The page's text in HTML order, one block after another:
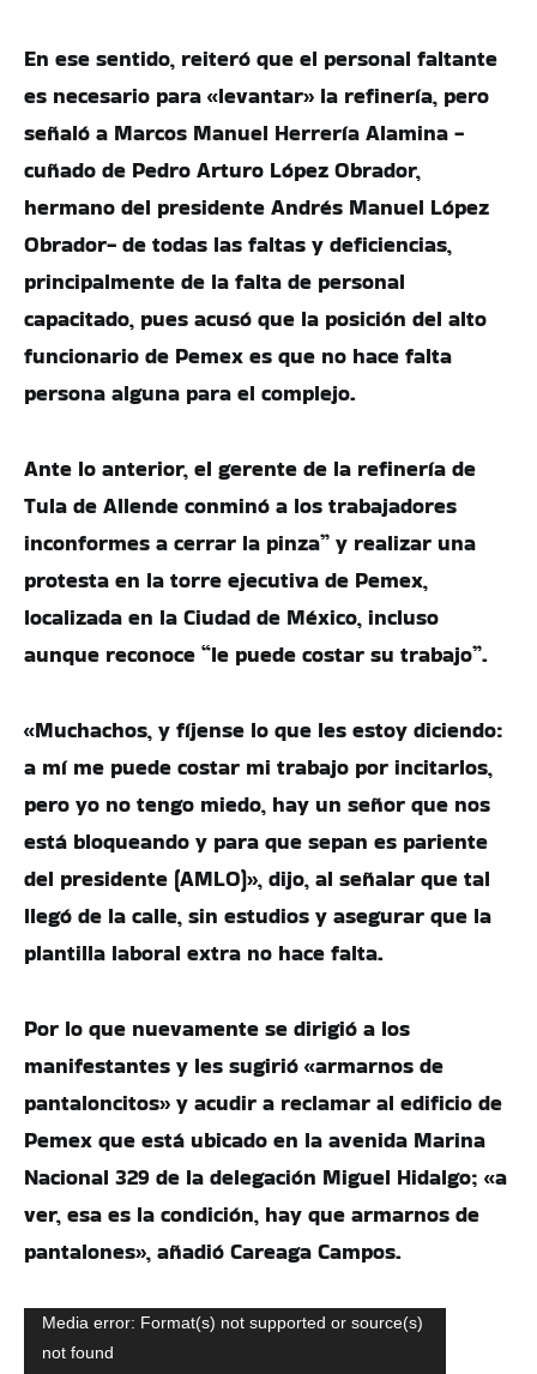
En ese sentido, reiteró que el personal faltante
es necesario para «levantar» la refinería, pero
señaló a Marcos Manuel Herrería Alamina -
cuñado de Pedro Arturo López Obrador,
hermano del presidente Andrés Manuel López
Obrador- de todas las faltas y deficiencias,
principalmente de la falta de personal
capacitado, pues acusó que la posición del alto
funcionario de Pemex es que no hace falta
persona alguna para el complejo.
Ante lo anterior, el gerente de la refinería de
Tula de Allende conminó a los trabajadores
inconformes a cerrar la pinza” y realizar una
protesta en la torre ejecutiva de Pemex,
localizada en la Ciudad de México, incluso
aunque reconoce “le puede costar su trabajo”.
«Muchachos, y fíjense lo que les estoy diciendo:
a mí me puede costar mi trabajo por incitarlos,
pero yo no tengo miedo, hay un señor que nos
está bloqueando y para que sepan es pariente
del presidente (AMLO)», dijo, al señalar que tal
llegó de la calle, sin estudios y asegurar que la
plantilla laboral extra no hace falta.
Por lo que nuevamente se dirigió a los
manifestantes y les sugirió «armarnos de
pantaloncitos» y acudir a reclamar al edificio de
Pemex que está ubicado en la avenida Marina
Nacional 329 de la delegación Miguel Hidalgo; «a
ver, esa es la condición, hay que armarnos de
pantalones», añadió Careaga Campos.
Reproductor
de
Media error: Format(s) not supported or source(s)
not found